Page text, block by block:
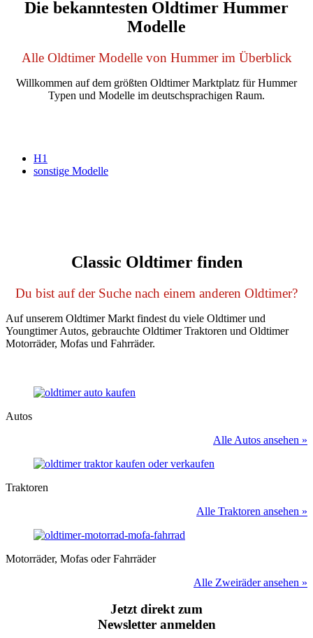
Die bekanntesten Oldtimer Hummer
Modelle
Alle Oldtimer Modelle von Hummer im Überblick
Willkommen auf dem größten Oldtimer Marktplatz für Hummer
Typen und Modelle im deutschsprachigen Raum.
H1
sonstige Modelle
Classic Oldtimer finden
Du bist auf der Suche nach einem anderen Oldtimer?
Auf unserem Oldtimer Markt findest du viele Oldtimer und
Youngtimer Autos, gebrauchte Oldtimer Traktoren und Oldtimer
Motorräder, Mofas und Fahrräder.
Autos
Alle Autos ansehen »
Traktoren
Alle Traktoren ansehen »
Motorräder, Mofas oder Fahrräder
Alle Zweiräder ansehen »
Jetzt direkt zum
Newsletter anmelden